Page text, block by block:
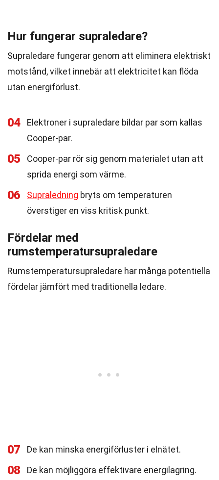
Hur fungerar supraledare?
Supraledare fungerar genom att eliminera elektriskt
motstånd, vilket innebär att elektricitet kan flöda
utan energiförlust.
04
Elektroner i supraledare bildar par som kallas
Cooper-par.
05
Cooper-par rör sig genom materialet utan att
sprida energi som värme.
06 Supraledning bryts om temperaturen
överstiger en viss kritisk punkt.
Fördelar med
rumstemperatursupraledare
Rumstemperatursupraledare har många potentiella
fördelar jämfört med traditionella ledare.
07 De kan minska energiförluster i elnätet.
08 De kan möjliggöra effektivare energilagring.